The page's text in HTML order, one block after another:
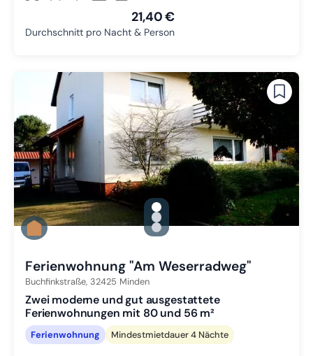
21,40 €
Durchschnitt pro Nacht & Person
gallery.slide_selector
Zu Slide 1 wechseln
Zu Slide 2 wechseln
Zu Slide 3 wechseln
Ferienwohnung "Am Weserradweg"
Buchfinkstraße, 32425 Minden
Zwei moderne und gut ausgestattete
Ferienwohnungen mit 80 und 56 m²
Ferienwohnung Mindestmietdauer 4 Nächte